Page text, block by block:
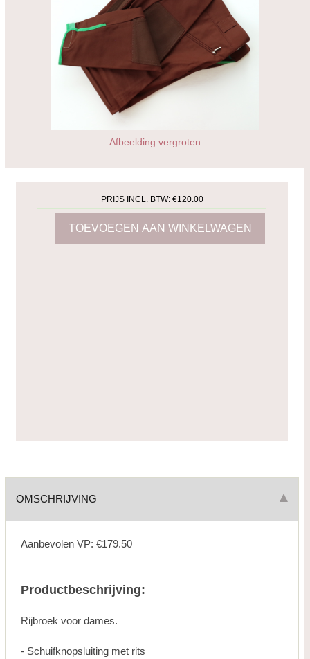
Afbeelding vergroten
PRIJS INCL. BTW: €120.00
OMSCHRIJVING
Aanbevolen VP: €179.50
Productbeschrijving:
Rijbroek voor dames.
- Schuifknopsluiting met rits